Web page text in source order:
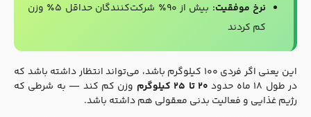
نرخ موفقیت:
بیش از ۹۰٪ شرکت‌کنندگان حداقل ۵٪ وزن
کم کردند
این یعنی اگر فردی ۱۰۰ کیلوگرم باشد، می‌تواند انتظار داشته باشد که
در طول ۱۸ ماه حدود
۲۰ تا ۲۵ کیلوگرم
وزن کم کند — به شرطی که
رژیم غذایی و فعالیت بدنی معقولی هم داشته باشد.